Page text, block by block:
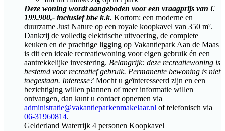
Deze woning wordt aangeboden voor een vraagprijs van €
199.900,- inclusief btw k.k. Kortom: een moderne en
duurzame Just Nature op een royale koopkavel van 350 m².
Dankzij de volledig elektrische uitvoering, de complete
keuken en de prachtige ligging op Vakantiepark Aan de Maas
is dit een ideale recreatiewoning voor eigen gebruik én een
aantrekkelijke investering. Belangrijk: deze recreatiewoning is
bestemd voor recreatief gebruik. Permanente bewoning is niet
toegestaan. Interesse? Mocht u geïnteresseerd zijn en een
bezichtiging willen plannen of meer informatie willen
ontvangen, dan kunt u contact opnemen via
administratie@vakantieparkenmakelaar.nl of telefonisch via
06-31960814.
Gelderland Waterrijk 4 personen Koopkavel